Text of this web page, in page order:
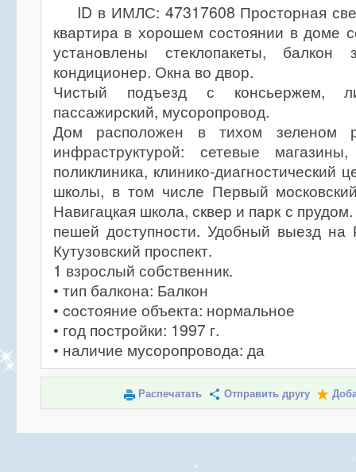
ID в ИМЛС: 47317608 Просторная
квартира в хорошем состоянии в доме
установлены стеклопакеты, балкон
кондиционер. Окна во двор.
Чистый подъезд с консьержем,
пассажирский, мусоропровод.
Дом расположен в тихом зеленом
инфраструктурой: сетевые
поликлиника, клинико-диагностический
школы, в том числе Первый
Навигацкая школа, сквер и парк с
пешей доступности. Удобный выезд на
Кутузовский проспект.
1 взрослый собственник.
• тип балкона: Балкон
• cостояние объекта: нормальное
• год постройки: 1997 г.
• наличие мусоропровода: да
Распечатать Отправить другу